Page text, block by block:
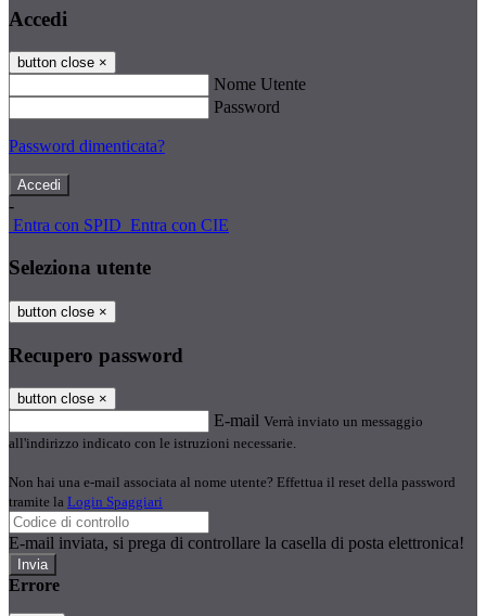
Accedi
button close ×
Nome Utente
Password
Password dimenticata?
-
Entra con SPID Entra con CIE
Seleziona utente
button close ×
Recupero password
button close ×
E-mail Verrà inviato un messaggio
all'indirizzo indicato con le istruzioni necessarie.
Non hai una e-mail associata al nome utente? Effettua il reset della password
tramite la Login Spaggiari
E-mail inviata, si prega di controllare la casella di posta elettronica!
Errore